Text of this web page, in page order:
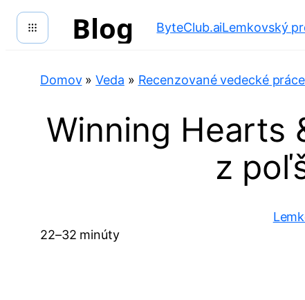
Prejsť
Blog ByteClub.aiLemkovský
Domov»Veda » Recenzované vedecké práce
Winning Hearts
z
22–32 minúty